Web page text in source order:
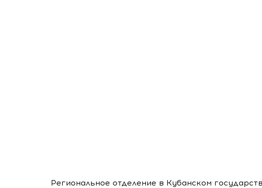
Региональное отделение в Кубанском